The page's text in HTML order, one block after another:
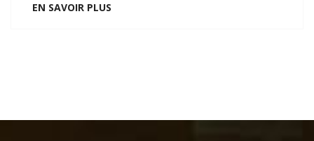
EN SAVOIR PLUS